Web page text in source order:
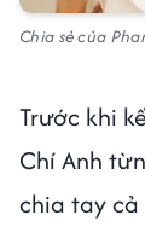
Chia sẻ của
Trước khi
Chí Anh
chia tay